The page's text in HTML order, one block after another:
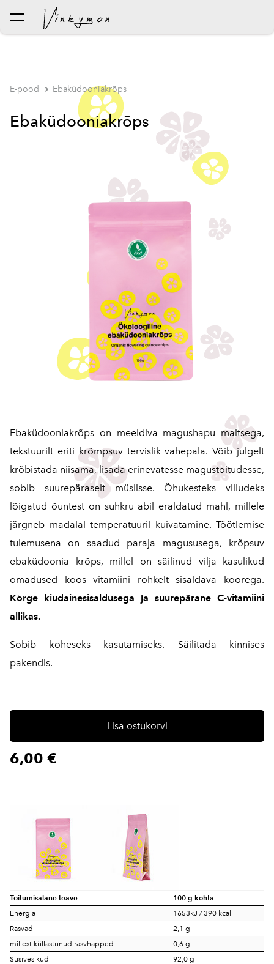
lisati ostukorvi.
E-pood Ebaküdooniakrõps
Toitumisalane teave 100 g kohta
Energia
1653kJ / 390 kcal
Rasvad
2,1 g
millest küllastunud rasvhapped
0,6 g
Süsivesikud
92,0 g
Ebaküdooniakrõps
Ebaküdooniakrõps on meeldiva magushapu maitsega,
tekstuurilt eriti krõmpsuv tervislik vahepala. Võib julgelt
krõbistada niisama, lisada erinevatesse magustoitudesse,
sobib suurepäraselt müslisse. Õhukesteks viiludeks
lõigatud õuntest on suhkru abil eraldatud mahl, millele
järgneb madalal temperatuuril kuivatamine. Töötlemise
tulemusena on saadud paraja magususega, krõpsuv
ebaküdoonia krõps, millel on säilinud vilja kasulikud
omadused koos vitamiini rohkelt sisaldava koorega.
Kõrge kiudainesisaldusega ja suurepärane C-vitamiini
allikas.
Sobib koheseks kasutamiseks. Säilitada kinnises
pakendis.
Lisa ostukorvi
6,00 €